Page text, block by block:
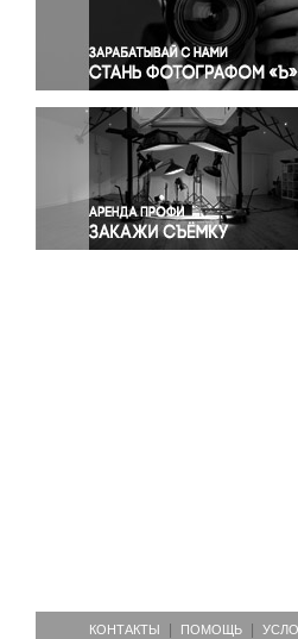
Правосудие
Происшествия и
Религия
Светская жизнь
Спорт
Экология
Экономика и бизнес
КОНТАКТЫ ПОМОЩЬ